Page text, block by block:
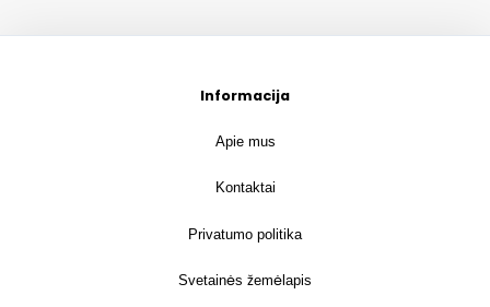
Informacija
Apie mus
Kontaktai
Privatumo politika
Svetainės žemėlapis